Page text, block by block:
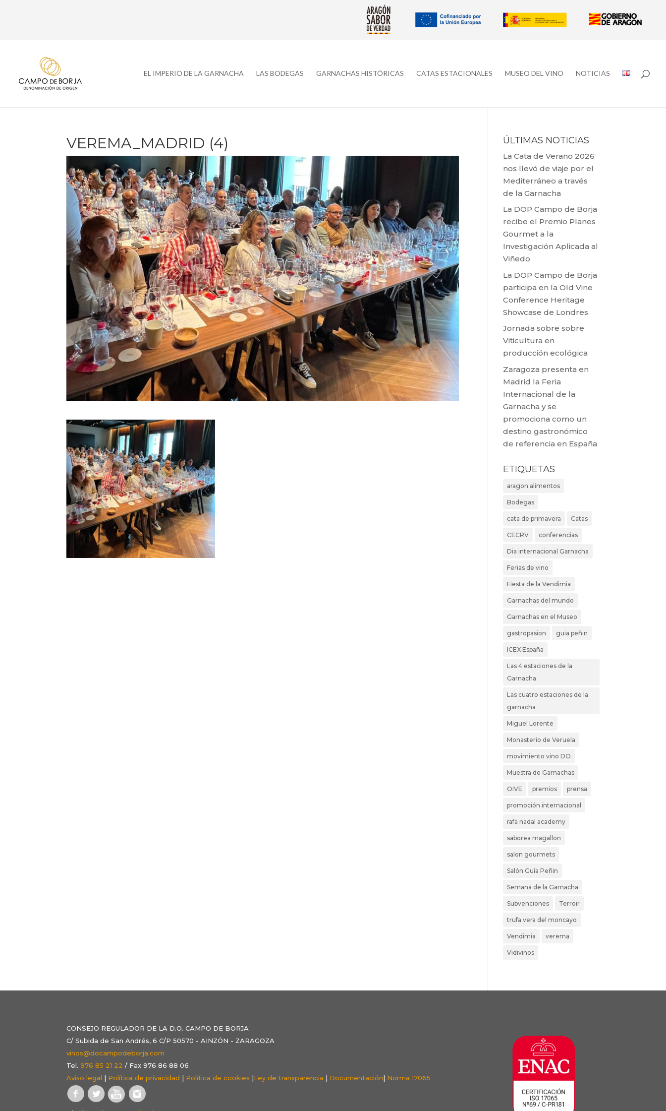
EL IMPERIO DE LA GARNACHA LAS BODEGAS GARNACHAS HISTÓRICAS CATAS ESTACIONALES MUSEO DEL VINO NOTICIAS
VEREMA_MADRID (4) ÚLTIMAS NOTICIAS
La Cata de Verano 2026
nos llevó de viaje por el
Mediterráneo a través
de la Garnacha
La DOP Campo de Borja
recibe el Premio Planes
Gourmet a la
Investigación Aplicada al
Viñedo
La DOP Campo de Borja
participa en la Old Vine
Conference Heritage
Showcase de Londres
Jornada sobre sobre
Viticultura en
producción ecológica
Zaragoza presenta en
Madrid la Feria
Internacional de la
Garnacha y se
promociona como un
destino gastronómico
de referencia en España
ETIQUETAS
aragon alimentos
Bodegas
cata de primavera Catas
CECRV conferencias
Dia internacional Garnacha
Ferias de vino
Fiesta de la Vendimia
Garnachas del mundo
Garnachas en el Museo
gastropasion guia peñin
ICEX España
Las 4 estaciones de la
Garnacha
Las cuatro estaciones de la
garnacha
Miguel Lorente
Monasterio de Veruela
movimiento vino DO
Muestra de Garnachas
OIVE premios prensa
promoción internacional
rafa nadal academy
saborea magallon
salon gourmets
Salón Guía Peñin
Semana de la Garnacha
Subvenciones Terroir
trufa vera del moncayo
Vendimia verema
Vidivinos
CONSEJO REGULADOR DE LA D.O. CAMPO DE BORJA
C/ Subida de San Andrés, 6 C/P 50570 - AINZÓN - ZARAGOZA
vinos@docampodeborja.com
Tel.976 85 21 22 / Fax 976 86 88 06
Aviso legal | Política de privacidad | Política de cookies |Ley de transparencia | Documentación| Norma 17065